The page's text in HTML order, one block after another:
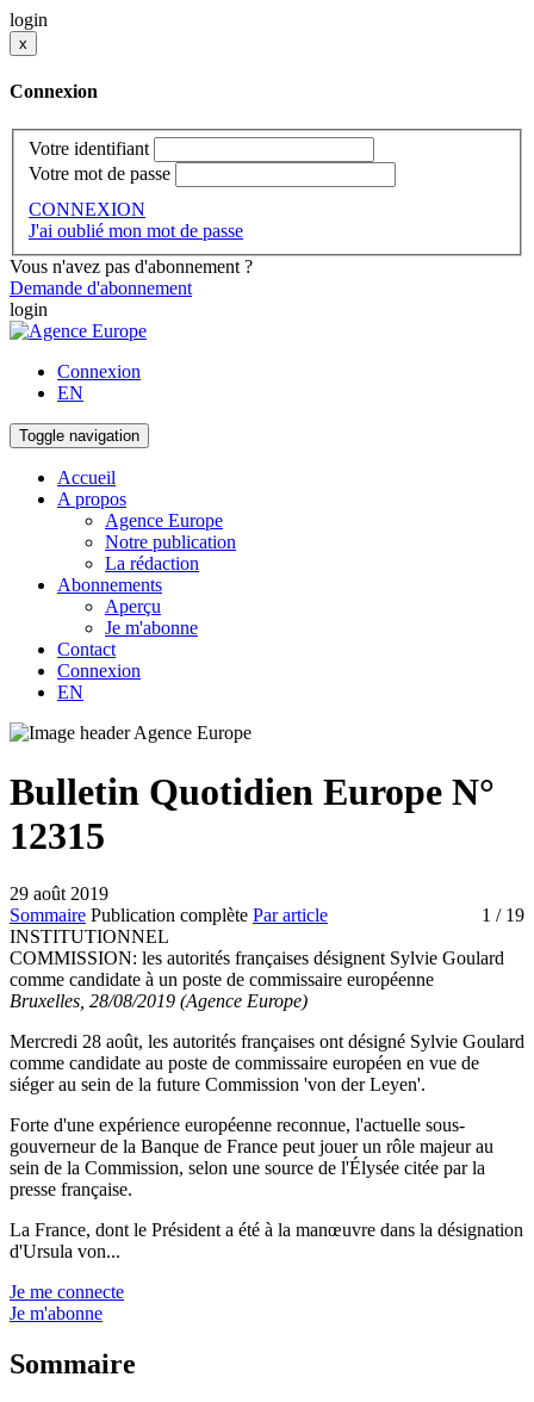
login
x
Connexion
Votre identifiant
Votre mot de passe
CONNEXION
J'ai oublié mon mot de passe
Vous n'avez pas d'abonnement ?
Demande d'abonnement
login
Connexion
EN
Toggle navigation
Accueil
A propos
Agence Europe
Notre publication
La rédaction
Abonnements
Aperçu
Je m'abonne
Contact
Connexion
EN
Bulletin Quotidien Europe N°
12315
29 août 2019
Sommaire Publication complète Par article 1 / 19
INSTITUTIONNEL
COMMISSION: les autorités françaises désignent Sylvie Goulard
comme candidate à un poste de commissaire européenne
Bruxelles, 28/08/2019 (Agence Europe)
Mercredi 28 août, les autorités françaises ont désigné Sylvie Goulard
comme candidate au poste de commissaire européen en vue de
siéger au sein de la future Commission 'von der Leyen'.
Forte d'une expérience européenne reconnue, l'actuelle sous-
gouverneur de la Banque de France peut jouer un rôle majeur au
sein de la Commission, selon une source de l'Élysée citée par la
presse française.
La France, dont le Président a été à la manœuvre dans la désignation
d'Ursula von...
Je me connecte
Je m'abonne
Sommaire